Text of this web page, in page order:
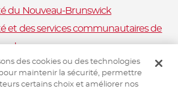
du Nouveau-Brunswick
et des services communautaires de
of Health and Wellness
et Mieux-être, Ile-du-Prince-Édouard
des cookies ou des technologies
maintenir la sécurité, permettre
certains choix et améliorer nos